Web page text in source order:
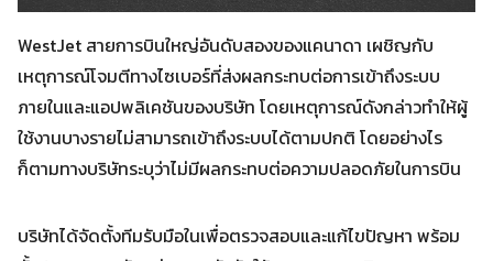
WestJet สายการบินใหญ่อันดับสองของแคนาดา เผชิญกับ
เหตุการณ์โจมตีทางไซเบอร์ที่ส่งผลกระทบต่อการเข้าถึงระบบ
ภายในและแอปพลิเคชันของบริษัท โดยเหตุการณ์ดังกล่าวทำให้ผู้
ใช้งานบางรายไม่สามารถเข้าถึงระบบได้ตามปกติ โดยอย่างไร
ก็ตามทางบริษัทระบุว่าไม่มีผลกระทบต่อความปลอดภัยในการบิน
บริษัทได้จัดตั้งทีมรับมือในเพื่อตรวจสอบและแก้ไขปัญหา พร้อม